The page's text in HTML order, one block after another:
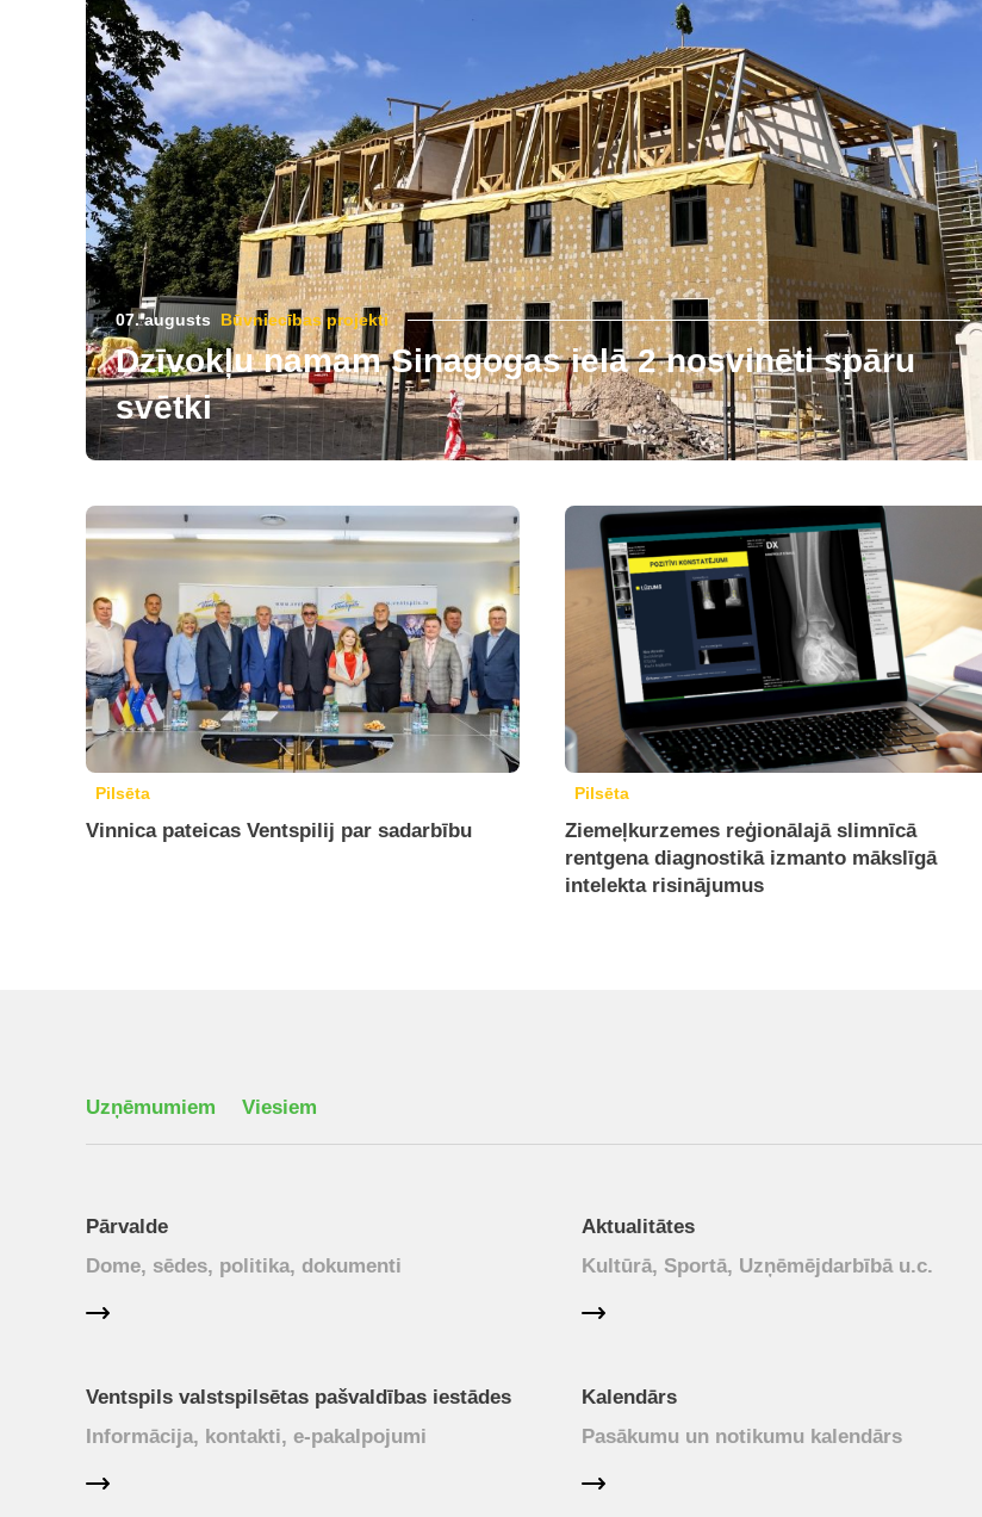
07. augusts Būvniecības projekti
Dzīvokļu namam Sinagogas ielā 2 nosvinēti spāru
svētki
Pilsēta
Vinnica pateicas Ventspilij par sadarbību
Pilsēta
Ziemeļkurzemes reģionālajā slimnīcā
rentgena diagnostikā izmanto mākslīgā
intelekta risinājumus
Uzņēmumiem Viesiem
Pārvalde
Dome, sēdes, politika, dokumenti
Aktualitātes
Kultūrā, Sportā, Uzņēmējdarbībā u.c.
Ventspils valstspilsētas pašvaldības iestādes
Informācija, kontakti, e-pakalpojumi
Kalendārs
Pasākumu un notikumu kalendārs